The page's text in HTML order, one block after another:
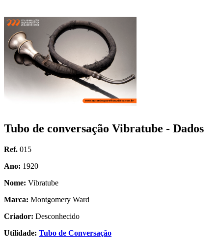
Tubo de conversação Vibratube - Dados
Ref. 015
Ano: 1920
Nome: Vibratube
Marca: Montgomery Ward
Criador: Desconhecido
Utilidade: Tubo de Conversação